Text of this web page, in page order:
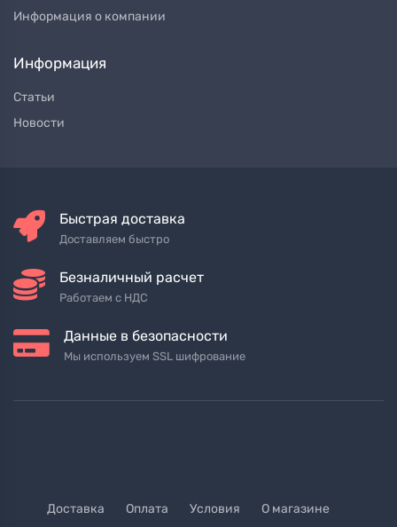
Информация о компании
Информация
Статьи
Новости
Быстрая доставка
Доставляем быстро
Безналичный расчет
Работаем с НДС
Данные в безопасности
Мы используем SSL шифрование
Доставка Оплата Условия О магазине